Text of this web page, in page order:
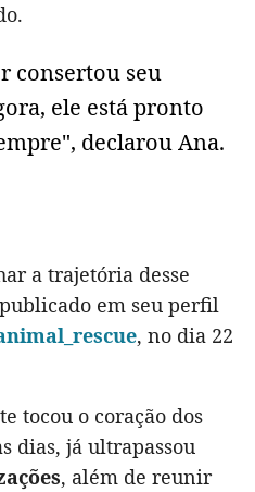
consertou seu
ele está pronto
declarou Ana.
a trajetória desse
em seu perfil
, no dia 22
tocou o coração dos
dias, já ultrapassou
, além de reunir